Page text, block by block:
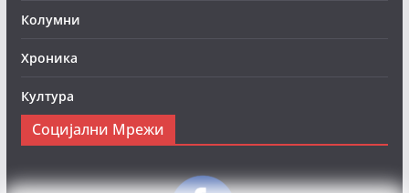
Колумни
Хроника
Култура
Социјални Мрежи